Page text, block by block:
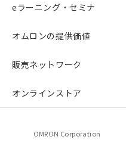
eラーニング・セミナ
オムロンの提供価値
販売ネットワーク
オンラインストア
OMRON Corporation